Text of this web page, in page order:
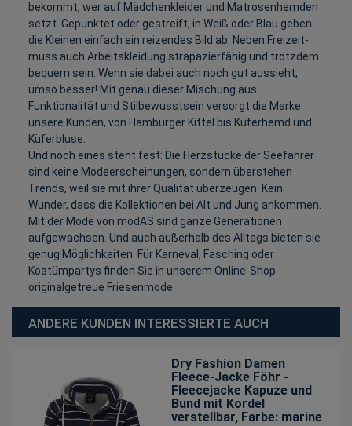
bekommt, wer auf Mädchenkleider und Matrosenhemden
setzt. Gepunktet oder gestreift, in Weiß oder Blau geben
die Kleinen einfach ein reizendes Bild ab. Neben Freizeit-
muss auch Arbeitskleidung strapazierfähig und trotzdem
bequem sein. Wenn sie dabei auch noch gut aussieht,
umso besser! Mit genau dieser Mischung aus
Funktionalität und Stilbewusstsein versorgt die Marke
unsere Kunden, von Hamburger Kittel bis Küferhemd und
Küferbluse.
Und noch eines steht fest: Die Herzstücke der Seefahrer
sind keine Modeerscheinungen, sondern überstehen
Trends, weil sie mit ihrer Qualität überzeugen. Kein
Wunder, dass die Kollektionen bei Alt und Jung ankommen.
Mit der Mode von modAS sind ganze Generationen
aufgewachsen. Und auch außerhalb des Alltags bieten sie
genug Möglichkeiten: Für Karneval, Fasching oder
Kostümpartys finden Sie in unserem Online-Shop
originalgetreue Friesenmode.
ANDERE KUNDEN INTERESSIERTE AUCH
Dry Fashion Damen
Fleece-Jacke Föhr -
Fleecejacke Kapuze und
Bund mit Kordel
verstellbar, Farbe: marine